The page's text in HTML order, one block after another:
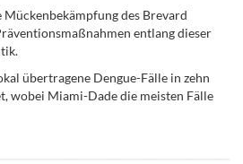
des Brevard
entlang dieser
übertragene Dengue-Fälle in zehn
wobei Miami-Dade die meisten Fälle